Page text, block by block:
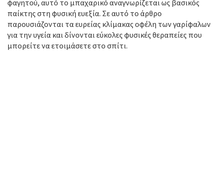
φαγητού, αυτό το μπαχαρικό αναγνωρίζεται ως βασικός
παίκτης στη φυσική ευεξία. Σε αυτό το άρθρο
παρουσιάζονται τα ευρείας κλίμακας οφέλη των γαρίφαλων
για την υγεία και δίνονται εύκολες φυσικές θεραπείες που
μπορείτε να ετοιμάσετε στο σπίτι.